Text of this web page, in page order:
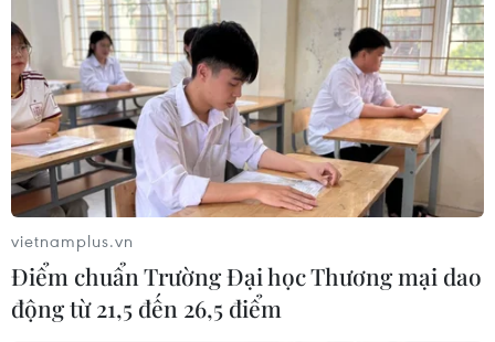
TIN CÙNG CHUYÊN MỤC
Quảng Trị: Mưa lớn gây ngập cục bộ,
tiềm ẩn nguy cơ lũ quét, sạt lở đất
09/08/2026 09:37
Từ 10-11/8, Bắc Bộ và Trung Bộ có
vietnamplus.vn
Điểm chuẩn Trường Đại học Thương mại dao
động từ 21,5 đến 26,5 điểm